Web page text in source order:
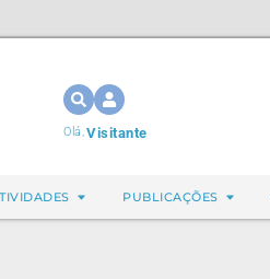
Olá,Visitante
PUBLICAÇÕES